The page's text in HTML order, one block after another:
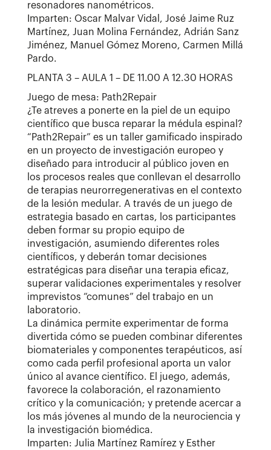
resonadores nanométricos.
Imparten: Oscar Malvar Vidal, José Jaime Ruz
Martínez, Juan Molina Fernández, Adrián Sanz
Jiménez, Manuel Gómez Moreno, Carmen Millá
Pardo.
PLANTA 3 – AULA 1 – DE 11.00 A 12.30 HORAS
Juego de mesa: Path2Repair
¿Te atreves a ponerte en la piel de un equipo
científico que busca reparar la médula espinal?
“Path2Repair” es un taller gamificado inspirado
en un proyecto de investigación europeo y
diseñado para introducir al público joven en
los procesos reales que conllevan el desarrollo
de terapias neurorregenerativas en el contexto
de la lesión medular. A través de un juego de
estrategia basado en cartas, los participantes
deben formar su propio equipo de
investigación, asumiendo diferentes roles
científicos, y deberán tomar decisiones
estratégicas para diseñar una terapia eficaz,
superar validaciones experimentales y resolver
imprevistos “comunes” del trabajo en un
laboratorio.
La dinámica permite experimentar de forma
divertida cómo se pueden combinar diferentes
biomateriales y componentes terapéuticos, así
como cada perfil profesional aporta un valor
único al avance científico. El juego, además,
favorece la colaboración, el razonamiento
crítico y la comunicación; y pretende acercar a
los más jóvenes al mundo de la neurociencia y
la investigación biomédica.
Imparten: Julia Martínez Ramírez y Esther